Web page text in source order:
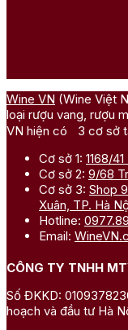
Wine VN (Wine Việt
loại rượu vang, rượu
VN hiện có 3 cơ sở
Cơ sở 1: 1168/
Cơ sở 2: 9/68
Cơ sở 3: Shop
Xuân, TP. Hà
Hotline:
Email:
CÔNG TY TNHH
Số ĐKKD:
hoạch và đầu tư Hà